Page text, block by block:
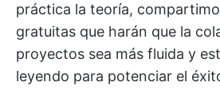
práctica la teoría,
gratuitas que harán que la
proyectos sea más fluida y
leyendo para potenciar el